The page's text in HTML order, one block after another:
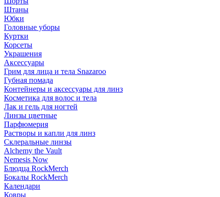
Штаны
Юбки
Головные уборы
Куртки
Корсеты
Украшения
Аксессуары
Грим для лица и тела Snazaroo
Губная помада
Контейнеры и аксессуары для линз
Косметика для волос и тела
Лак и гель для ногтей
Линзы цветные
Парфюмерия
Растворы и капли для линз
Склеральные линзы
Alchemy the Vault
Nemesis Now
Блюдца RockMerch
Бокалы RockMerch
Календари
Ковры